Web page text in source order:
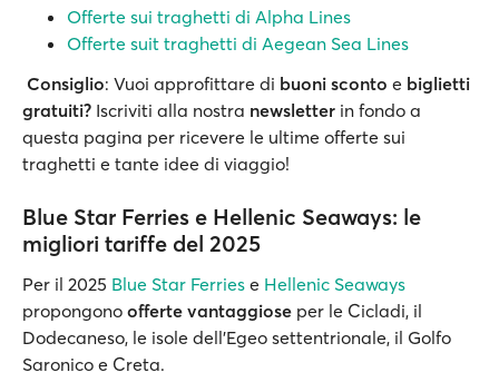
Offerte sui traghetti di Alpha Lines
Offerte suit traghetti di Aegean Sea Lines
Consiglio: Vuoi approfittare di buoni sconto e biglietti
gratuiti? Iscriviti alla nostra newsletter in fondo a
questa pagina per ricevere le ultime offerte sui
traghetti e tante idee di viaggio!
Blue Star Ferries e Hellenic Seaways: le
migliori tariffe del 2025
Per il 2025 Blue Star Ferries e Hellenic Seaways
propongono offerte vantaggiose per le Cicladi, il
Dodecaneso, le isole dell’Egeo settentrionale, il Golfo
Saronico e Creta.